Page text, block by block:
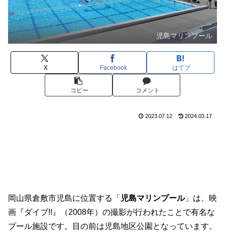
児島マリンプール
X Facebook はてブ
コピー コメント
2023.07.12 2024.03.17
岡山県倉敷市児島に位置する「 児島マリンプール」は、映
画『ダイブ!!』（2008年）の撮影が行われたことで有名な
プール施設です。目の前は児島地区公園となっています。